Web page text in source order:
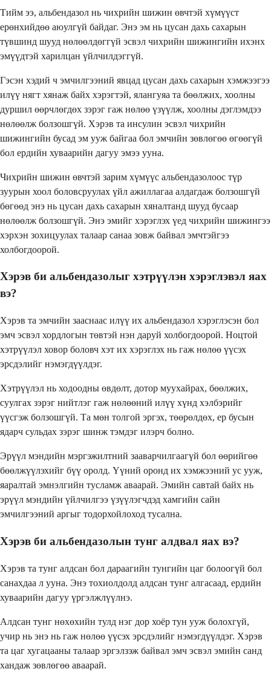
Тийм ээ, альбендазол нь чихрийн шижин өвчтэй хүмүүст
ерөнхийдөө аюулгүй байдаг. Энэ эм нь цусан дахь сахарын
түвшинд шууд нөлөөлдөггүй эсвэл чихрийн шижингийн ихэнх
эмүүдтэй харилцан үйлчилдэггүй.
Гэсэн хэдий ч эмчилгээний явцад цусан дахь сахарын хэмжээгээ
илүү нягт хянаж байх хэрэгтэй, ялангуяа та бөөлжих, хоолны
дуршил өөрчлөгдөх зэрэг гаж нөлөө үзүүлж, хоолны дэглэмдээ
нөлөөлж болзошгүй. Хэрэв та инсулин эсвэл чихрийн
шижингийн бусад эм ууж байгаа бол эмчийн зөвлөгөө өгөөгүй
бол ердийн хуваарийн дагуу эмээ ууна.
Чихрийн шижин өвчтэй зарим хүмүүс альбендазолоос түр
зуурын хоол боловсруулах үйл ажиллагаа алдагдаж болзошгүй
бөгөөд энэ нь цусан дахь сахарын хяналтанд шууд бусаар
нөлөөлж болзошгүй. Энэ эмийг хэрэглэх үед чихрийн шижингээ
хэрхэн зохицуулах талаар санаа зовж байвал эмчтэйгээ
холбогдоорой.
Хэрэв би альбендазолыг хэтрүүлэн хэрэглэвэл яах
вэ?
Хэрэв та эмчийн зааснаас илүү их альбендазол хэрэглэсэн бол
эмч эсвэл хордлогын төвтэй нэн даруй холбогдоорой. Ноцтой
хэтрүүлэл ховор боловч хэт их хэрэглэх нь гаж нөлөө үүсэх
эрсдэлийг нэмэгдүүлдэг.
Хэтрүүлэл нь ходоодны өвдөлт, дотор муухайрах, бөөлжих,
суулгах зэрэг нийтлэг гаж нөлөөний илүү хүнд хэлбэрийг
үүсгэж болзошгүй. Та мөн толгой эргэх, төөрөлдөх, ер бусын
ядарч сульдах зэрэг шинж тэмдэг илэрч болно.
Эрүүл мэндийн мэргэжилтний зааварчилгаагүй бол өөрийгөө
бөөлжүүлэхийг бүү оролд. Үүний оронд их хэмжээний ус ууж,
яаралтай эмнэлгийн тусламж аваарай. Эмийн савтай байх нь
эрүүл мэндийн үйлчилгээ үзүүлэгчдэд хамгийн сайн
эмчилгээний аргыг тодорхойлоход тусална.
Хэрэв би альбендазолын тунг алдвал яах вэ?
Хэрэв та тунг алдсан бол дараагийн тунгийн цаг болоогүй бол
санахдаа л ууна. Энэ тохиолдолд алдсан тунг алгасаад, ердийн
хуваарийн дагуу үргэлжлүүлнэ.
Алдсан тунг нөхөхийн тулд нэг дор хоёр тун ууж болохгүй,
учир нь энэ нь гаж нөлөө үүсэх эрсдэлийг нэмэгдүүлдэг. Хэрэв
та цаг хугацааны талаар эргэлзэж байвал эмч эсвэл эмийн санд
хандаж зөвлөгөө аваарай.